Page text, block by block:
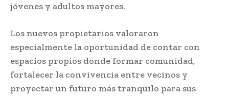
jóvenes y adultos mayores.
Los nuevos propietarios valoraron
especialmente la oportunidad de contar con
espacios propios donde formar comunidad,
fortalecer la convivencia entre vecinos y
proyectar un futuro más tranquilo para sus